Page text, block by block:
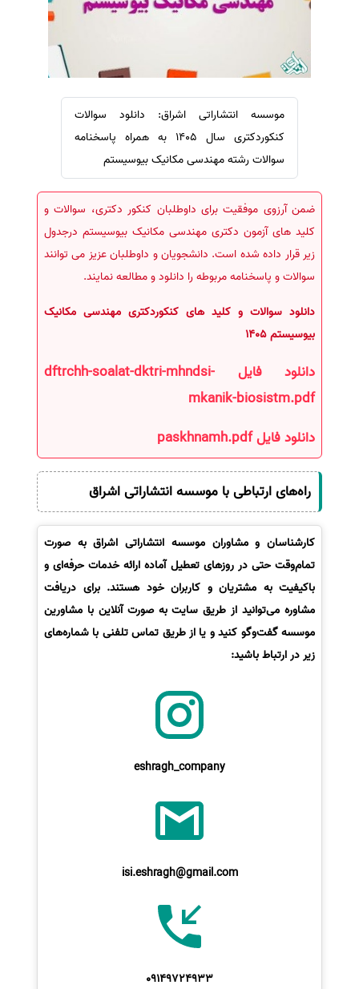
ترجمه عربی به فارسی
سفارش ویرایش
سفارش فرمت‌بندی
سفارش کاهش کمیت
سفارش معرفی مجله
سفارش معرفی مقاله
سفارش معرفی کتاب
سفارش چکیده مبسوط
سفارش ترجمه مولتی‌مدیا
سفارش گویندگی
سفارش تولید محتوا
سفارش ترجمه همزمان
سفارش چکیده گرافیکی
سفارش انگیزه‌نامه‌SOP
موسسه انتشاراتی اشراق: دانلود سوالات
کنکوردکتری سال 1405 به همراه پاسخنامه
سوالات رشته مهندسی مکانیک بیوسیستم
ضمن آرزوی موفقیت برای داوطلبان کنکور دکتری، سوالات و
کلید های آزمون دکتری مهندسی مکانیک بیوسیستم درجدول
زیر قرار داده شده است. دانشجویان و داوطلبان عزیز می توانند
سوالات و پاسخنامه مربوطه را دانلود و مطالعه نمایند.
دانلود سوالات و کلید های کنکوردکتری مهندسی مکانیک
بیوسیستم 1405
دانلود فایل dftrchh-soalat-dktri-mhndsi-
mkanik-biosistm.pdf
دانلود فایل paskhnamh.pdf
راه‌های ارتباطی با موسسه انتشاراتی اشراق
کارشناسان و مشاوران موسسه انتشاراتی اشراق به صورت
تمام‌وقت حتی در روزهای تعطیل آماده ارائه خدمات حرفه‌ای و
باکیفیت به مشتریان و کاربران خود هستند. برای دریافت
مشاوره می‌توانید از طریق سایت به صورت آنلاین با مشاورین
موسسه گفت‌وگو کنید و یا از طریق تماس تلفنی با شماره‌های
زیر در ارتباط باشید:
eshragh_company
isi.eshragh@gmail.com
09149724933